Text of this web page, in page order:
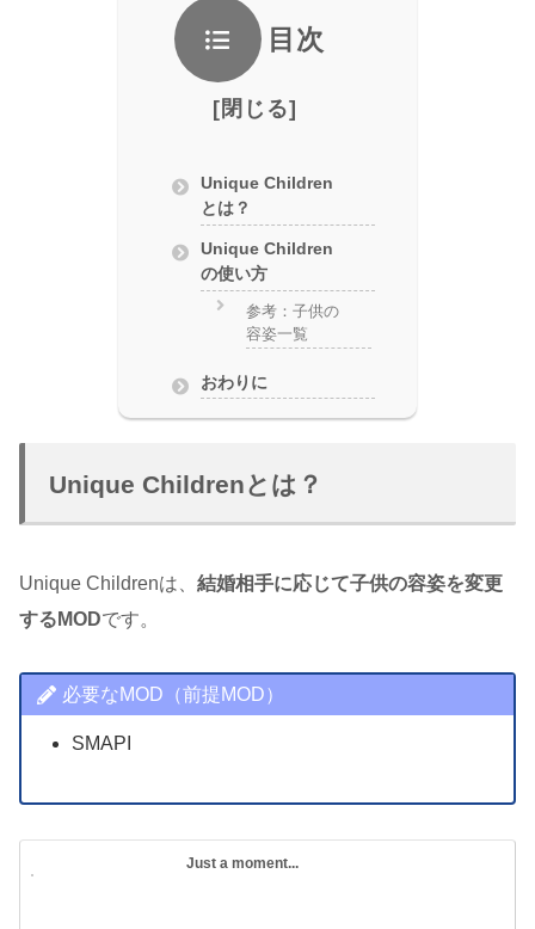
目次
Unique Children
とは？
Unique Children
の使い方
参考：子供の
容姿一覧
おわりに
Unique Childrenとは？
Unique Childrenは、 結婚相手に応じて子供の容姿を変更
するMODです。
必要なMOD（前提MOD）
SMAPI
Just a moment...